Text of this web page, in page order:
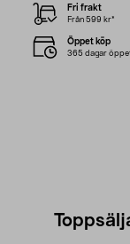
Fri frakt
Från 599 kr*
Öppet köp
365 dagar